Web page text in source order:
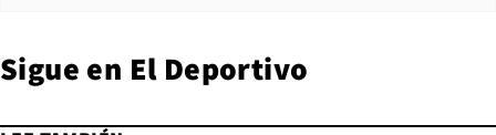
Sigue en El Deportivo